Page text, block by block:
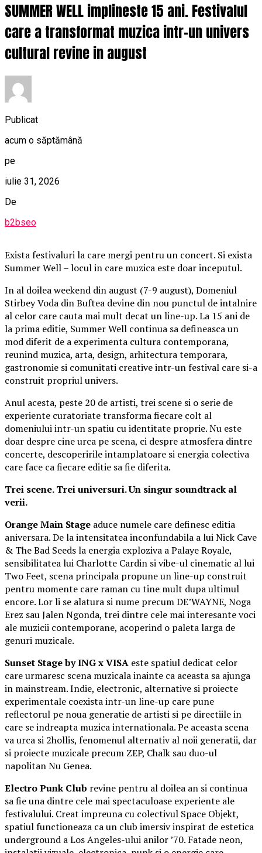
SUMMER WELL implineste 15 ani. Festivalul
care a transformat muzica intr-un univers
cultural revine in august
Publicat
acum o săptămână
pe
iulie 31, 2026
De
b2bseo
Exista festivaluri la care mergi pentru un concert. Si exista
Summer Well – locul in care muzica este doar inceputul.
In al doilea weekend din august (7-9 august), Domeniul
Stirbey Voda din Buftea devine din nou punctul de intalnire
al celor care cauta mai mult decat un line-up. La 15 ani de
la prima editie, Summer Well continua sa defineasca un
mod diferit de a experimenta cultura contemporana,
reunind muzica, arta, design, arhitectura temporara,
gastronomie si comunitati creative intr-un festival care si-a
construit propriul univers.
Anul acesta, peste 20 de artisti, trei scene si o serie de
experiente curatoriate transforma fiecare colt al
domeniului intr-un spatiu cu identitate proprie. Nu este
doar despre cine urca pe scena, ci despre atmosfera dintre
concerte, descoperirile intamplatoare si energia colectiva
care face ca fiecare editie sa fie diferita.
Trei scene. Trei universuri. Un singur soundtrack al
verii.
Orange Main Stage aduce numele care definesc editia
aniversara. De la intensitatea inconfundabila a lui Nick Cave
& The Bad Seeds la energia exploziva a Palaye Royale,
sensibilitatea lui Charlotte Cardin si vibe-ul cinematic al lui
Two Feet, scena principala propune un line-up construit
pentru momente care raman cu tine mult dupa ultimul
encore. Lor li se alatura si nume precum DE’WAYNE, Noga
Erez sau Jalen Ngonda, trei dintre cele mai interesante voci
ale muzicii contemporane, acoperind o paleta larga de
genuri muzicale.
Sunset Stage by ING x VISA este spatiul dedicat celor
care urmaresc scena muzicala inainte ca aceasta sa ajunga
in mainstream. Indie, electronic, alternative si proiecte
experimentale coexista intr-un line-up care pune
reflectorul pe noua generatie de artisti si pe directiile in
care se indreapta muzica internationala. Pe aceasta scena
va urca si 2hollis, fenomenul alternativ al noii generatii, dar
si proiecte muzicale precum ZEP, Chalk sau duo-ul
napolitan Nu Genea.
Electro Punk Club revine pentru al doilea an si continua
sa fie una dintre cele mai spectaculoase experiente ale
festivalului. Creat impreuna cu colectivul Space Objekt,
spatiul functioneaza ca un club imersiv inspirat de estetica
underground a Los Angeles-ului anilor ’70. Fatade neon,